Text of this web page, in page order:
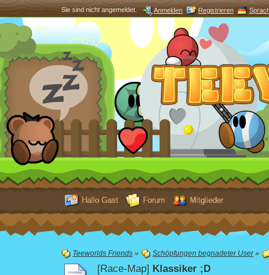
Sie sind nicht angemeldet. Anmelden Registrieren
Hallo Gast Forum Mitglieder
Teeworlds Friends » Schöpfungen begnadeter User»
[Race-Map] Klassiker ;D